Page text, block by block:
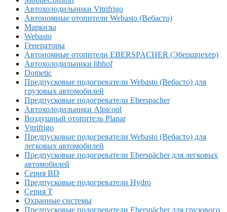
Автохолодильники Vitrifrigo
Автономные отопители Webasto (Вебасто)
Маркизы
Webasto
Генераторы
Автономные отопители EBERSPACHER (Эбершпехер)
Автохолодильники libhof
Dometic
Предпусковые подогреватели Webasto (Вебасто) для
грузовых автомобилей
Предпусковые подогреватели Eberspacher
Автохолодильники Alpicool
Воздушный отопитель Planar
Vitrifrigo
Предпусковые подогреватели Webasto (Вебасто) для
легковых автомобилей
Предпусковые подогреватели Eberspächer для легковых
автомобилей
Серия BD
Предпусковые подогреватели Hydro
Серия T
Охранные системы
Предпусковые подогреватели Eberspächer для грузового